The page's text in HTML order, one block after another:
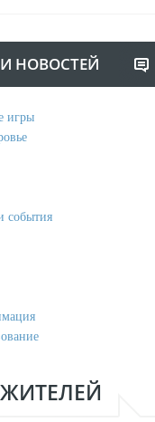
НОВОСТЕЙ
игры
события